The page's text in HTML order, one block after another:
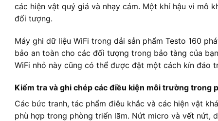
các hiện vật quý giá và nhạy cảm. Một khí hậu vi mô
đối tượng.
Máy ghi dữ liệu WiFi trong dải sản phẩm Testo 160
bảo an toàn cho các đối tượng trong bảo tàng của
WiFi nhỏ này cũng có thể được đặt một cách kín đáo
Kiểm tra và ghi chép các điều kiện môi trường trong
Các bức tranh, tác phẩm điêu khắc và các hiện vật
phù hợp trong phòng triển lãm. Nứt micro và vết nứt,